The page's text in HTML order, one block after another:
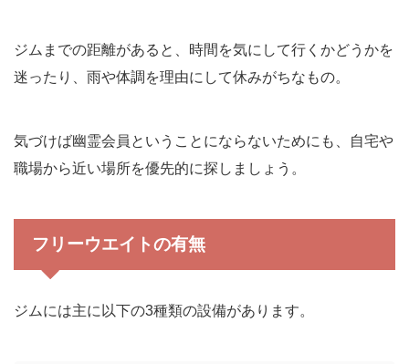
ジムまでの距離があると、時間を気にして行くかどうかを
迷ったり、雨や体調を理由にして休みがちなもの。
気づけば幽霊会員ということにならないためにも、自宅や
職場から近い場所を優先的に探しましょう。
フリーウエイトの有無
ジムには主に以下の3種類の設備があります。